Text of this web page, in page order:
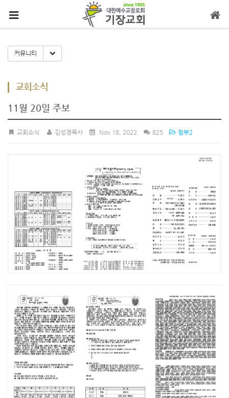
커뮤니티 Toggle Dropdown
교회소식
11월 20일 주보
교회소식 김성경목사 Nov 18, 2022 825 첨부2